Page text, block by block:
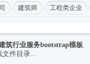
建筑师 工程类企业
筑行业服务bootstrap模板
文件目录...